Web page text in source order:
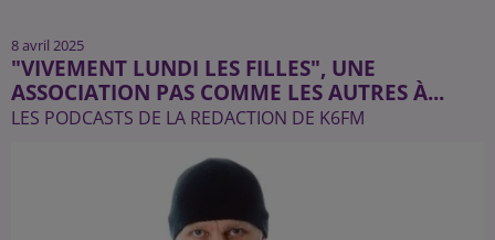
8 avril 2025
"VIVEMENT LUNDI LES FILLES", UNE
ASSOCIATION PAS COMME LES AUTRES À...
LES PODCASTS DE LA REDACTION DE K6FM